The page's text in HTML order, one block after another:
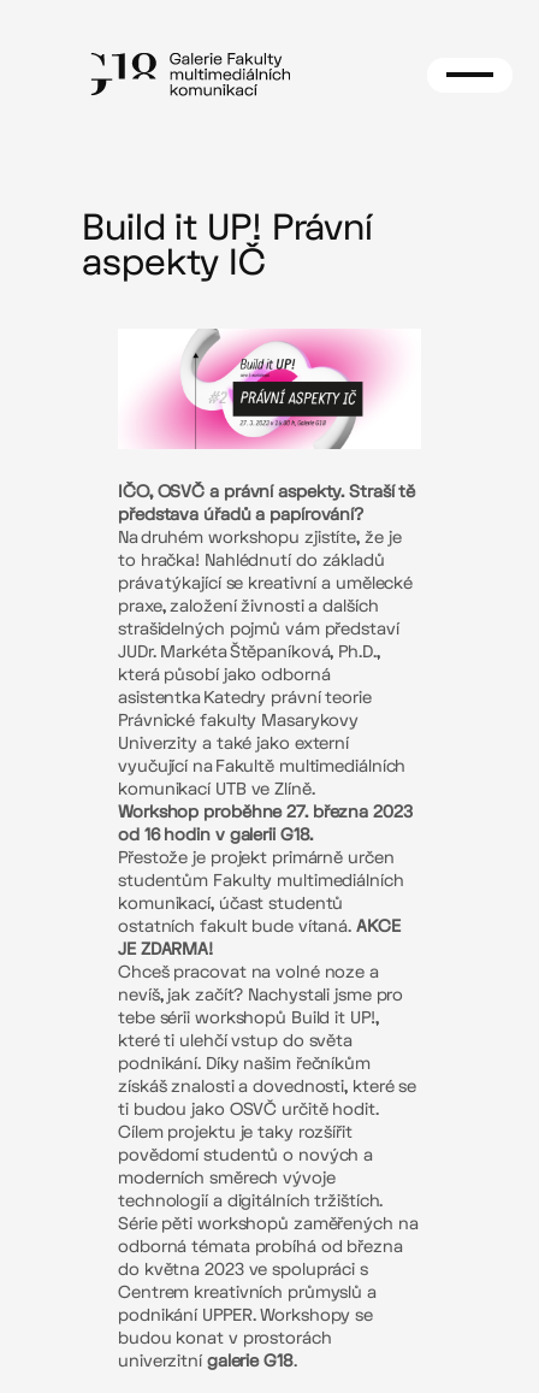
Build it UP! Právní
aspekty IČ
IČO, OSVČ a právní aspekty. Straší tě
představa úřadů a papírování?
Na druhém workshopu zjistíte, že je
to hračka! Nahlédnutí do základů
práva týkající se kreativní a umělecké
praxe, založení živnosti a dalších
strašidelných pojmů vám představí
JUDr. Markéta Štěpaníková, Ph.D.,
která působí jako odborná
asistentka Katedry právní teorie
Právnické fakulty Masarykovy
Univerzity a také jako externí
vyučující na Fakultě multimediálních
komunikací UTB ve Zlíně.
Workshop proběhne 27. března 2023
od 16 hodin v galerii G18.
Přestože je projekt primárně určen
studentům Fakulty multimediálních
komunikací, účast studentů
ostatních fakult bude vítaná. AKCE
JE ZDARMA!
Chceš pracovat na volné noze a
nevíš, jak začít? Nachystali jsme pro
tebe sérii workshopů Build it UP!,
které ti ulehčí vstup do světa
podnikání. Díky našim řečníkům
získáš znalosti a dovednosti, které se
ti budou jako OSVČ určitě hodit.
Cílem projektu je taky rozšířit
povědomí studentů o nových a
moderních směrech vývoje
technologií a digitálních tržištích.
Série pěti workshopů zaměřených na
odborná témata probíhá od března
do května 2023 ve spolupráci s
Centrem kreativních průmyslů a
podnikání UPPER. Workshopy se
budou konat v prostorách
univerzitní galerie G18.